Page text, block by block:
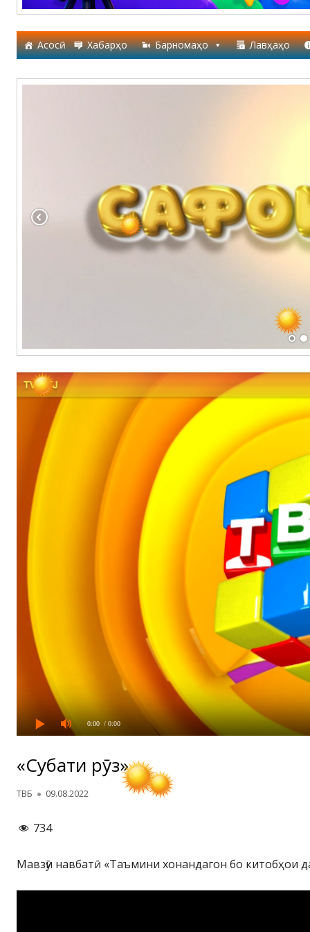
Асосӣ Хабарҳо Барномаҳо Лавҳаҳо
0:00 / 0:00
«Суҳбати рӯз»
Автор
ТВБ Опубликовано
09.08.2022
734
Мавзӯи навбатӣ «Таъмини хонандагон бо китобҳои